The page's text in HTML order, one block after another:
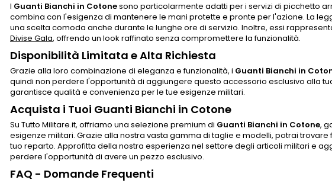
I Guanti Bianchi in Cotonesono particolarmente adatti per i servizi di picchetto
combina con l'esigenza di mantenere le mani protette e pronte per l'azione. La
una scelta comoda anche durante le lunghe ore di servizio. Inoltre, essi
Divise Gala, offrendo un look raffinato senza compromettere la funzionalità.
Disponibilità Limitata e Alta Richiesta
Grazie alla loro combinazione di eleganza e funzionalità, i Guanti Bianchi in
quindi non perdere l'opportunità di aggiungere questo accessorio esclusivo alla
garantisce qualità e convenienza per le tue esigenze militari.
Acquista i Tuoi Guanti Bianchi in Cotone
Su Tutto Militare.it, offriamo una selezione premium di Guanti Bianchi in Cotone,
esigenze militari. Grazie alla nostra vasta gamma di taglie e modelli, potrai
tuo reparto. Approfitta della nostra esperienza nel settore degli articoli militari e
perdere l'opportunità di avere un pezzo esclusivo.
FAQ - Domande Frequenti